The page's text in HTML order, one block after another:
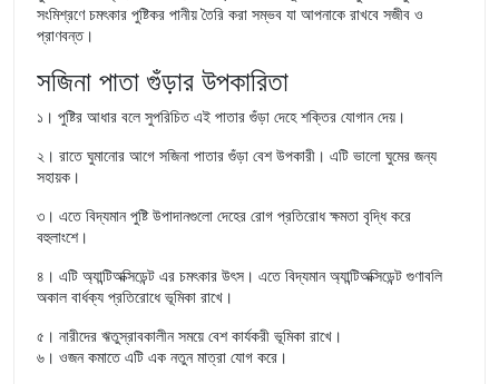
সংমিশ্রণে চমৎকার পুষ্টিকর পানীয় তৈরি করা সম্ভব যা আপনাকে রাখবে সজীব ও
প্রাণবন্ত।
সজিনা পাতা গুঁড়ার উপকারিতা
১। পুষ্টির আধার বলে সুপরিচিত এই পাতার গুঁড়া দেহে শক্তির যোগান দেয়।
২। রাতে ঘুমানোর আগে সজিনা পাতার গুঁড়া বেশ উপকারী। এটি ভালো ঘুমের জন্য
সহায়ক।
৩। এতে বিদ্যমান পুষ্টি উপাদানগুলো দেহের রোগ প্রতিরোধ ক্ষমতা বৃদ্ধি করে
বহুলাংশে।
৪। এটি অ্যান্টিঅক্সিডেন্ট এর চমৎকার উৎস। এতে বিদ্যমান অ্যান্টিঅক্সিডেন্ট গুণাবলি
অকাল বার্ধক্য প্রতিরোধে ভূমিকা রাখে।
৫। নারীদের ঋতুস্রাবকালীন সময়ে বেশ কার্যকরী ভূমিকা রাখে।
৬। ওজন কমাতে এটি এক নতুন মাত্রা যোগ করে।